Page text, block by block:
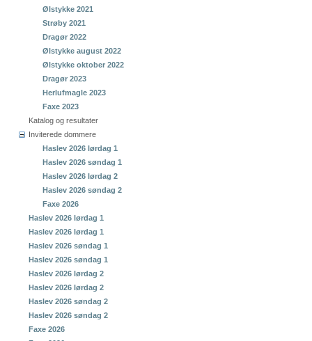
Ølstykke 2021
Strøby 2021
Dragør 2022
Ølstykke august 2022
Ølstykke oktober 2022
Dragør 2023
Herlufmagle 2023
Faxe 2023
Katalog og resultater
Inviterede dommere
Haslev 2026 lørdag 1
Haslev 2026 søndag 1
Haslev 2026 lørdag 2
Haslev 2026 søndag 2
Faxe 2026
Haslev 2026 lørdag 1
Haslev 2026 lørdag 1
Haslev 2026 søndag 1
Haslev 2026 søndag 1
Haslev 2026 lørdag 2
Haslev 2026 lørdag 2
Haslev 2026 søndag 2
Haslev 2026 søndag 2
Faxe 2026